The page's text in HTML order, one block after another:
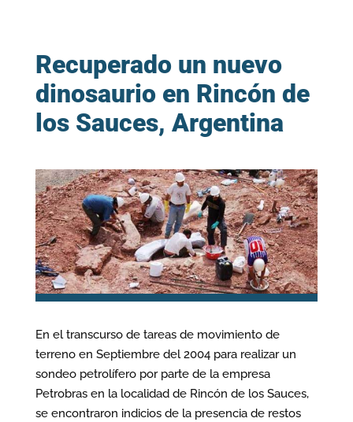
Recuperado un nuevo
dinosaurio en Rincón de
los Sauces, Argentina
En el transcurso de tareas de movimiento de
terreno en Septiembre del 2004 para realizar un
sondeo petrolífero por parte de la empresa
Petrobras en la localidad de Rincón de los Sauces,
se encontraron indicios de la presencia de restos